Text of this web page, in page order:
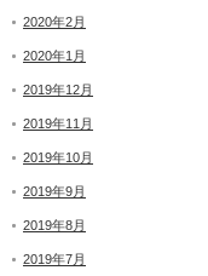
2020年2月
2020年1月
2019年12月
2019年11月
2019年10月
2019年9月
2019年8月
2019年7月